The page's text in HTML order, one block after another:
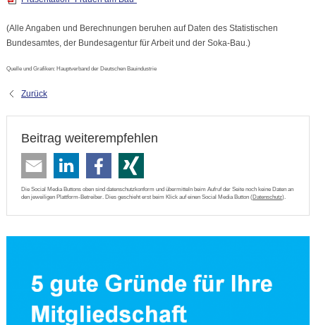
(Alle Angaben und Berechnungen beruhen auf Daten des Statistischen
Bundesamtes, der Bundesagentur für Arbeit und der Soka-Bau.)
Quelle und Grafiken: Hauptverband der Deutschen Bauindustrie
Zurück
Beitrag weiterempfehlen
Die Social Media Buttons oben sind datenschutzkonform und übermitteln beim Aufruf der Seite noch keine Daten an
den jeweiligen Plattform-Betreiber. Dies geschieht erst beim Klick auf einen Social Media Button (Datenschutz).